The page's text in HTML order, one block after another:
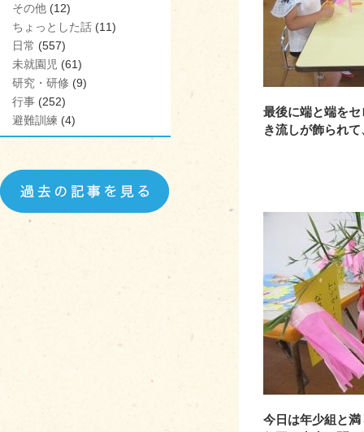
その他 (12)
ちょっとした話 (11)
日常 (557)
未就園児 (61)
研究・研修 (9)
行事 (252)
避難訓練 (4)
最後に端と端を
き流しが飾られ
今日は年少組と